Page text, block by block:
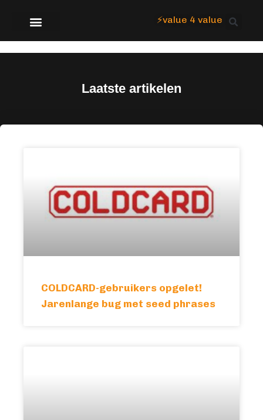
⚡value 4 value
Laatste artikelen
COLDCARD-gebruikers opgelet!
Jarenlange bug met seed phrases